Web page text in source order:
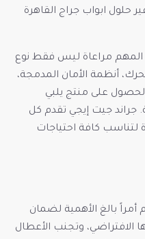
حلول ابواب جراج القاهرة
المهم مراعاة ليس فقط نوع
أنظمة الأمان المدمجة،
على منتج يلبي
جراند جيت إيجي تقدم كل
لتناسب كافة احتياجات
أمراً بالغ الأهمية لضمان
الافتراضي، وتجنب الأعطال